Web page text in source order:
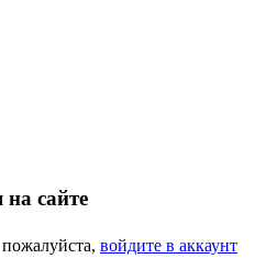
сайте
войдите в аккаунт